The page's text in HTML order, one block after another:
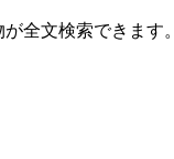
全文検索できます。